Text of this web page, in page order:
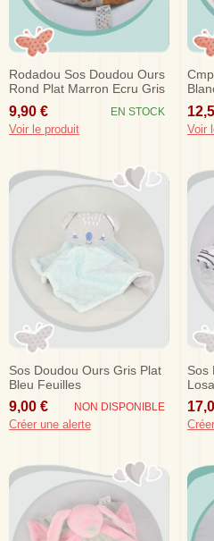
Rodadou Sos Doudou Ours
Rond Plat Marron Ecru Gris
Mongolfiere
9,90 € EN STOCK
Voir le produit
Zoe
Voir
Sos Doudou Ours Gris Plat
Bleu Feuilles
9,00 € NON DISPONIBLE
Créer une alerte
Sos